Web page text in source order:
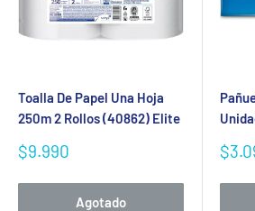
Toalla De Papel Una Hoja
250m 2 Rollos (40862) Elite
Precio
venta
$9.990
Agotado